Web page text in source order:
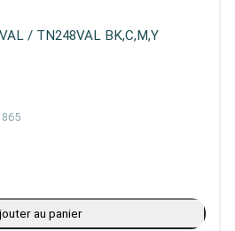
/ TN248VAL BK,C,M,Y
au panier